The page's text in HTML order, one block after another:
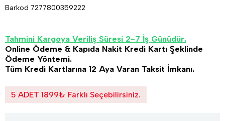
Barkod 7277800359222
Tahmini Kargoya Veriliş Süresi 2-7 İş Günüdür.
Online Ödeme & Kapıda Nakit Kredi Kartı Şeklinde
Ödeme Yöntemi.
Tüm Kredi Kartlarına 12 Aya Varan Taksit İmkanı.
5 ADET 1899₺ Farklı Seçebilirsiniz.